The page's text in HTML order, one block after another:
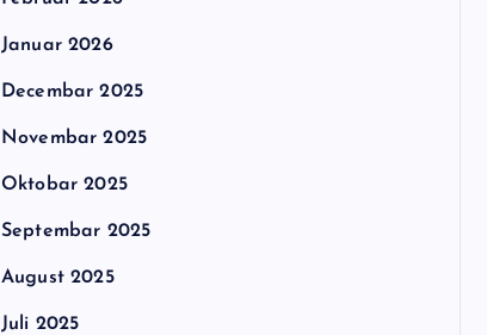
Januar 2026
Decembar 2025
Novembar 2025
Oktobar 2025
Septembar 2025
August 2025
Juli 2025